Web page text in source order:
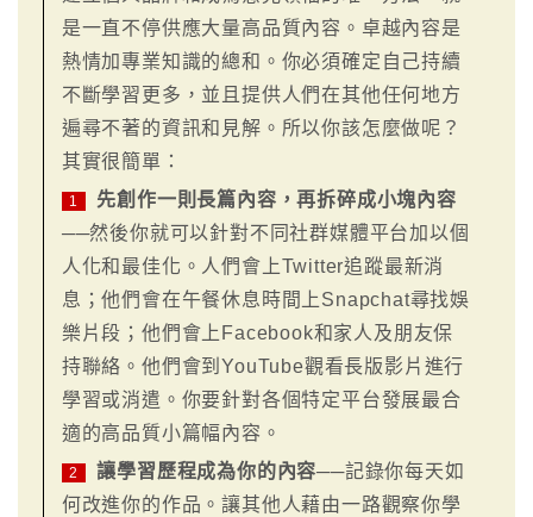
是一直不停供應大量高品質內容。卓越內容是
熱情加專業知識的總和。你必須確定自己持續
不斷學習更多，並且提供人們在其他任何地方
遍尋不著的資訊和見解。所以你該怎麼做呢？
其實很簡單：
1
先創作一則長篇內容，再拆碎成小塊內容
──然後你就可以針對不同社群媒體平台加以個
人化和最佳化。人們會上Twitter追蹤最新消
息；他們會在午餐休息時間上Snapchat尋找娛
樂片段；他們會上Facebook和家人及朋友保
持聯絡。他們會到YouTube觀看長版影片進行
學習或消遣。你要針對各個特定平台發展最合
適的高品質小篇幅內容。
2 讓學習歷程成為你的內容──記錄你每天如
何改進你的作品。讓其他人藉由一路觀察你學